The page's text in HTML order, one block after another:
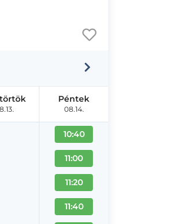
Péntek
08.14.
10:40
11:00
11:20
11:40